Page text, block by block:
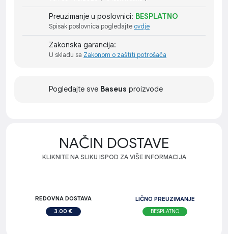
Preuzimanje u poslovnici: BESPLATNO
Spisak poslovnica pogledajte ovdje
Zakonska garancija:
U skladu sa Zakonom o zaštiti potrošača
Pogledajte sve Baseus proizvode
NAČIN DOSTAVE
KLIKNITE NA SLIKU ISPOD ZA VIŠE INFORMACIJA
REDOVNA DOSTAVA
3.00 €
LIČNO PREUZIMANJE
BESPLATNO